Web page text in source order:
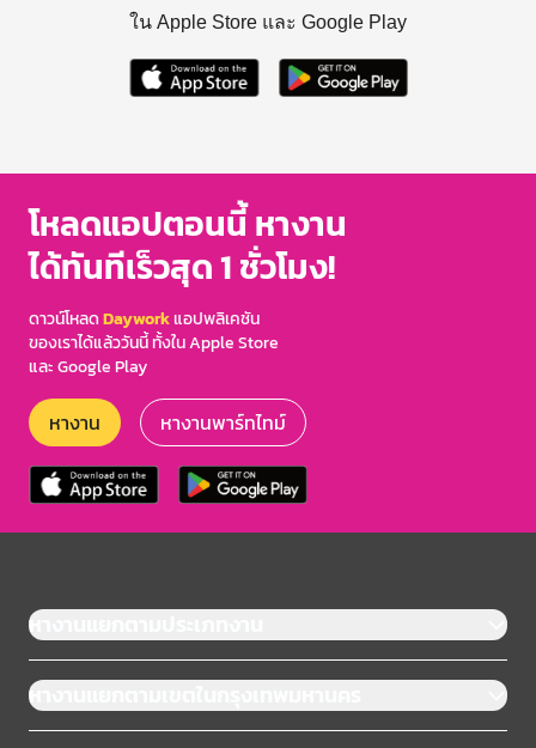
ใน Apple Store และ Google Play
โหลดแอปตอนนี้ หางาน
ได้ทันทีเร็วสุด 1 ชั่วโมง!
ดาวน์โหลดDayworkแอปพลิเคชัน
ของเราได้แล้ววันนี้ ทั้งใน Apple Store
และ Google Play
หางาน หางานพาร์ทไทม์
หางานแยกตามประเภทงาน
หางานแยกตามเขตในกรุงเทพมหานคร